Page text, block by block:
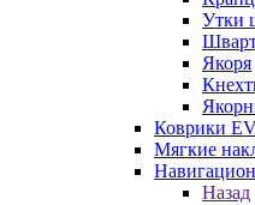
Утки
Якоря
Коврики
Мягкие
Назад